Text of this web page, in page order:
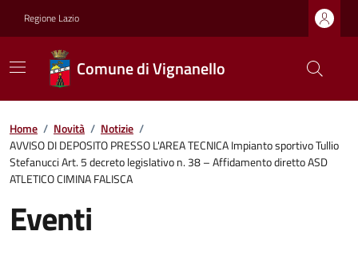
Regione Lazio
Comune di Vignanello
Home / Novità / Notizie /
AVVISO DI DEPOSITO PRESSO L'AREA TECNICA Impianto sportivo Tullio
Stefanucci Art. 5 decreto legislativo n. 38 – Affidamento diretto ASD
ATLETICO CIMINA FALISCA
Eventi